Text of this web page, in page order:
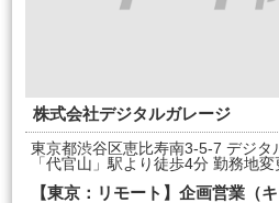
株式会社デジタルガレージ
東京都渋谷区恵比寿南3-5-7 デジタ
「代官山」駅より徒歩4分 勤務地変
【東京：リモート】企画営業